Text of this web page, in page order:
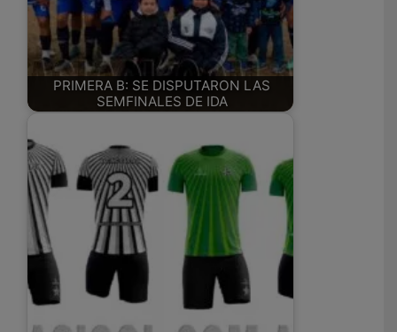
PRIMERA B: SE DISPUTARON LAS
SEMFINALES DE IDA